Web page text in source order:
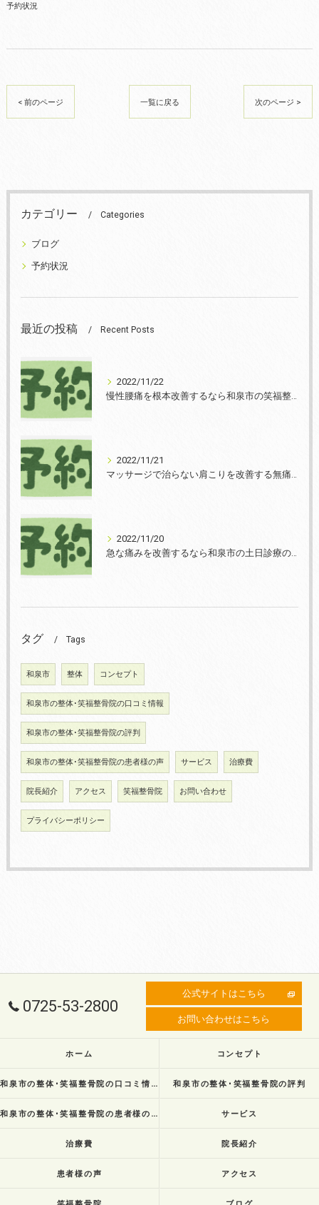
予約状況
< 前のページ 一覧に戻る 次のページ >
カテゴリー Categories
ブログ
予約状況
最近の投稿 Recent Posts
2022/11/22
慢性腰痛を根本改善するなら和泉市の笑福整骨院【2022年11月22日の予約状況】
2022/11/21
マッサージで治らない肩こりを改善する無痛整体和泉市笑福整骨院【2022年11月21日の予約状況】
2022/11/20
急な痛みを改善するなら和泉市の土日診療の笑福整骨院【2022年11月20日の予約状況】
タグ Tags
和泉市 整体 コンセプト
和泉市の整体･笑福整骨院の口コミ情報
和泉市の整体･笑福整骨院の評判
和泉市の整体･笑福整骨院の患者様の声 サービス 治療費
院長紹介 アクセス 笑福整骨院 お問い合わせ
プライバシーポリシー
0725-53-2800
公式サイトはこちら
お問い合わせはこちら
ホーム コンセプト
和泉市の整体･笑福整骨院の口コミ情報 和泉市の整体･笑福整骨院の評判
和泉市の整体･笑福整骨院の患者様の声 サービス
治療費 院長紹介
患者様の声 アクセス